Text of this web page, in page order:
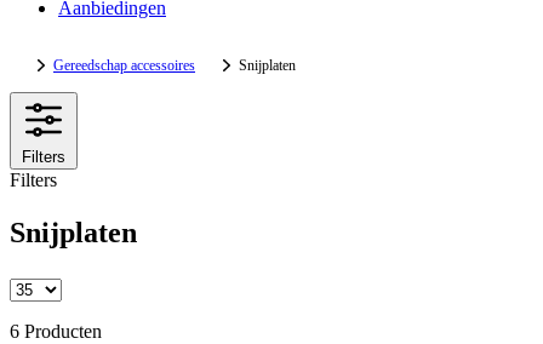
Aanbiedingen
Gereedschap accessoires Snijplaten
Filters
Filters
Snijplaten
6 Producten